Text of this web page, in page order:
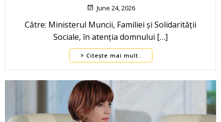
June 24, 2026
Către: Ministerul Muncii, Familiei și Solidarității
Sociale, în atenția domnului […]
Citește mai mult..